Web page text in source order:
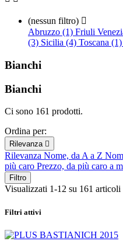
(nessun filtro) 
Abruzzo (1) Friuli
(3) Sicilia (4) Toscana (1)
Bianchi
Bianchi
Ci sono 161 prodotti.
Ordina per:
Rilevanza 
Rilevanza Nome, da A a Z
più caro Prezzo, da più caro a
Filtro
Visualizzati 1-12 su 161 articoli
Filtri attivi